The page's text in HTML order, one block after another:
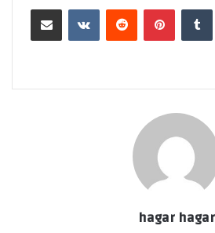
بينتيريست مشاركة عبر البريد
hagar hagar